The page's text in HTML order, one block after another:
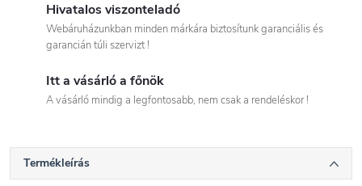
Hivatalos viszonteladó
Webáruházunkban minden márkára biztosítunk garanciális és
garancián túli szervizt !
Itt a vásárló a főnök
A vásárló mindig a legfontosabb, nem csak a rendeléskor !
Termékleírás